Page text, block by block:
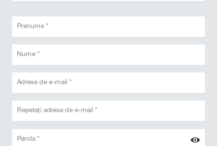
Prenume *
Nume *
Adresa de e-mail *
Repetați adresa de e-mail *
Parola *